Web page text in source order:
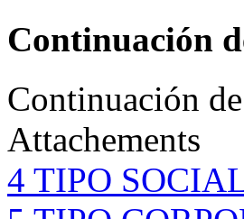
Continuación
Continuación
Attachements
4 TIPO